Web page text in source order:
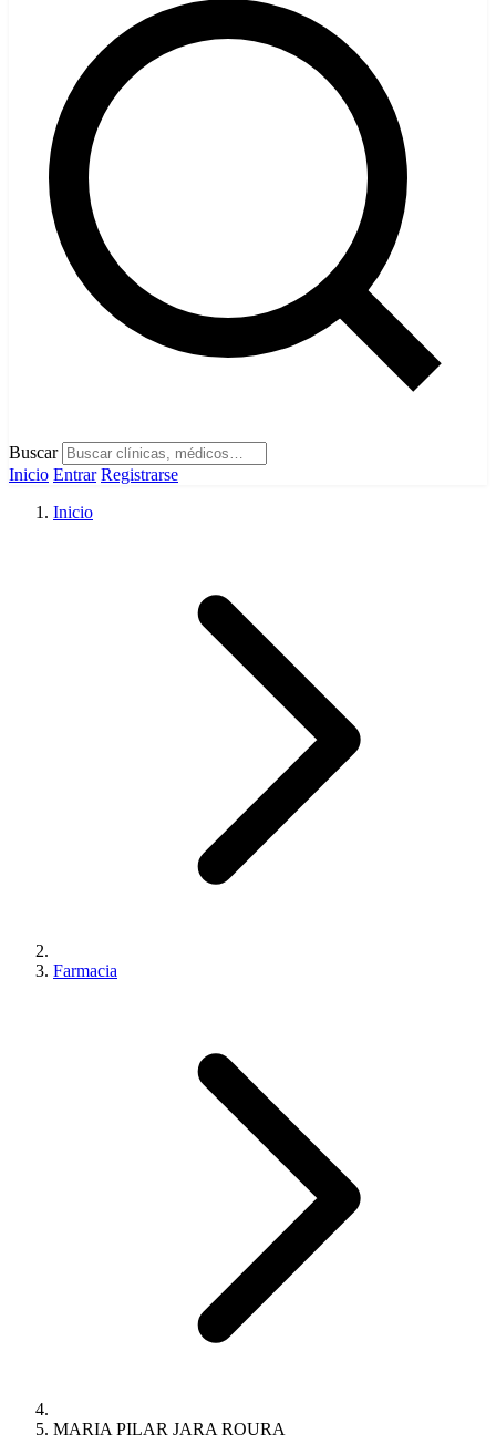
Buscar
Inicio Entrar Registrarse
Inicio
Farmacia
MARIA PILAR JARA ROURA